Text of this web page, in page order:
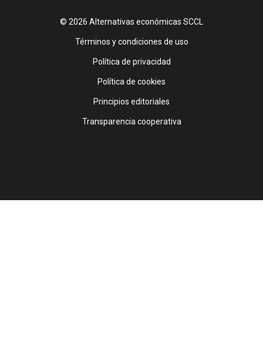
© 2026 Alternativas económicas SCCL
Footer
Términos y condiciones de uso
Política de privacidad
Política de cookies
Principios editoriales
Transparencia cooperativa